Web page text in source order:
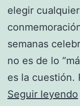
elegir
semanas
no es de lo
es la cuestión.
Seguir leyendo